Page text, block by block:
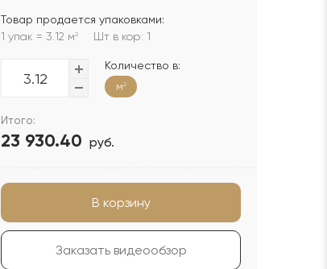
Товар продается упаковками:
1 упак = 3.12 м2 Шт в кор: 1
Количество в:
м2
Итого:
23 930.40 руб.
В корзину
Заказать видеообзор